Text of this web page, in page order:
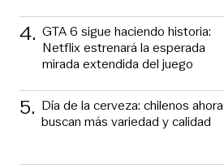
4. GTA 6 sigue haciendo historia:
Netflix estrenará la esperada
mirada extendida del juego
5. Día de la cerveza: chilenos ahora
buscan más variedad y calidad